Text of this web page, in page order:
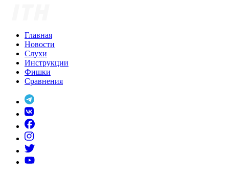
Главная
Новости
Слухи
Инструкции
Фишки
Сравнения